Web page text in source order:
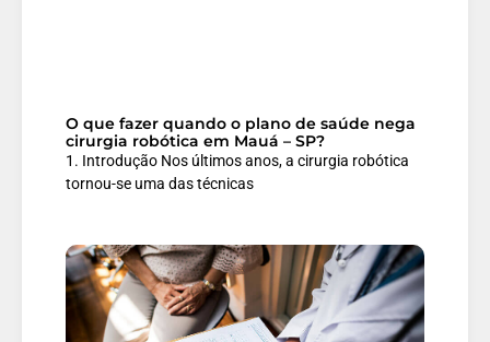
O que fazer quando o plano de saúde nega
cirurgia robótica em Mauá – SP?
1. Introdução Nos últimos anos, a cirurgia robótica
tornou-se uma das técnicas